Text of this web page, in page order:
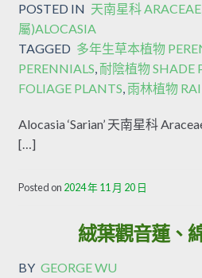
POSTED IN 天南星科 ARACEAE
屬)ALOCASIA
TAGGED 多年生草本植物
PERENNIALS,耐陰植物 SHADE
FOLIAGE PLANTS, 雨林植物
Alocasia ‘Sarian’ 天南星科
[…]
Posted on 2024 年 11 月 20 日
絨葉觀音蓮、
BY GEORGE WU